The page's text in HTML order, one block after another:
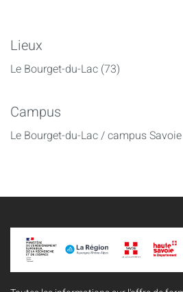
Lieux
Le Bourget-du-Lac (73)
Campus
Le Bourget-du-Lac / campus